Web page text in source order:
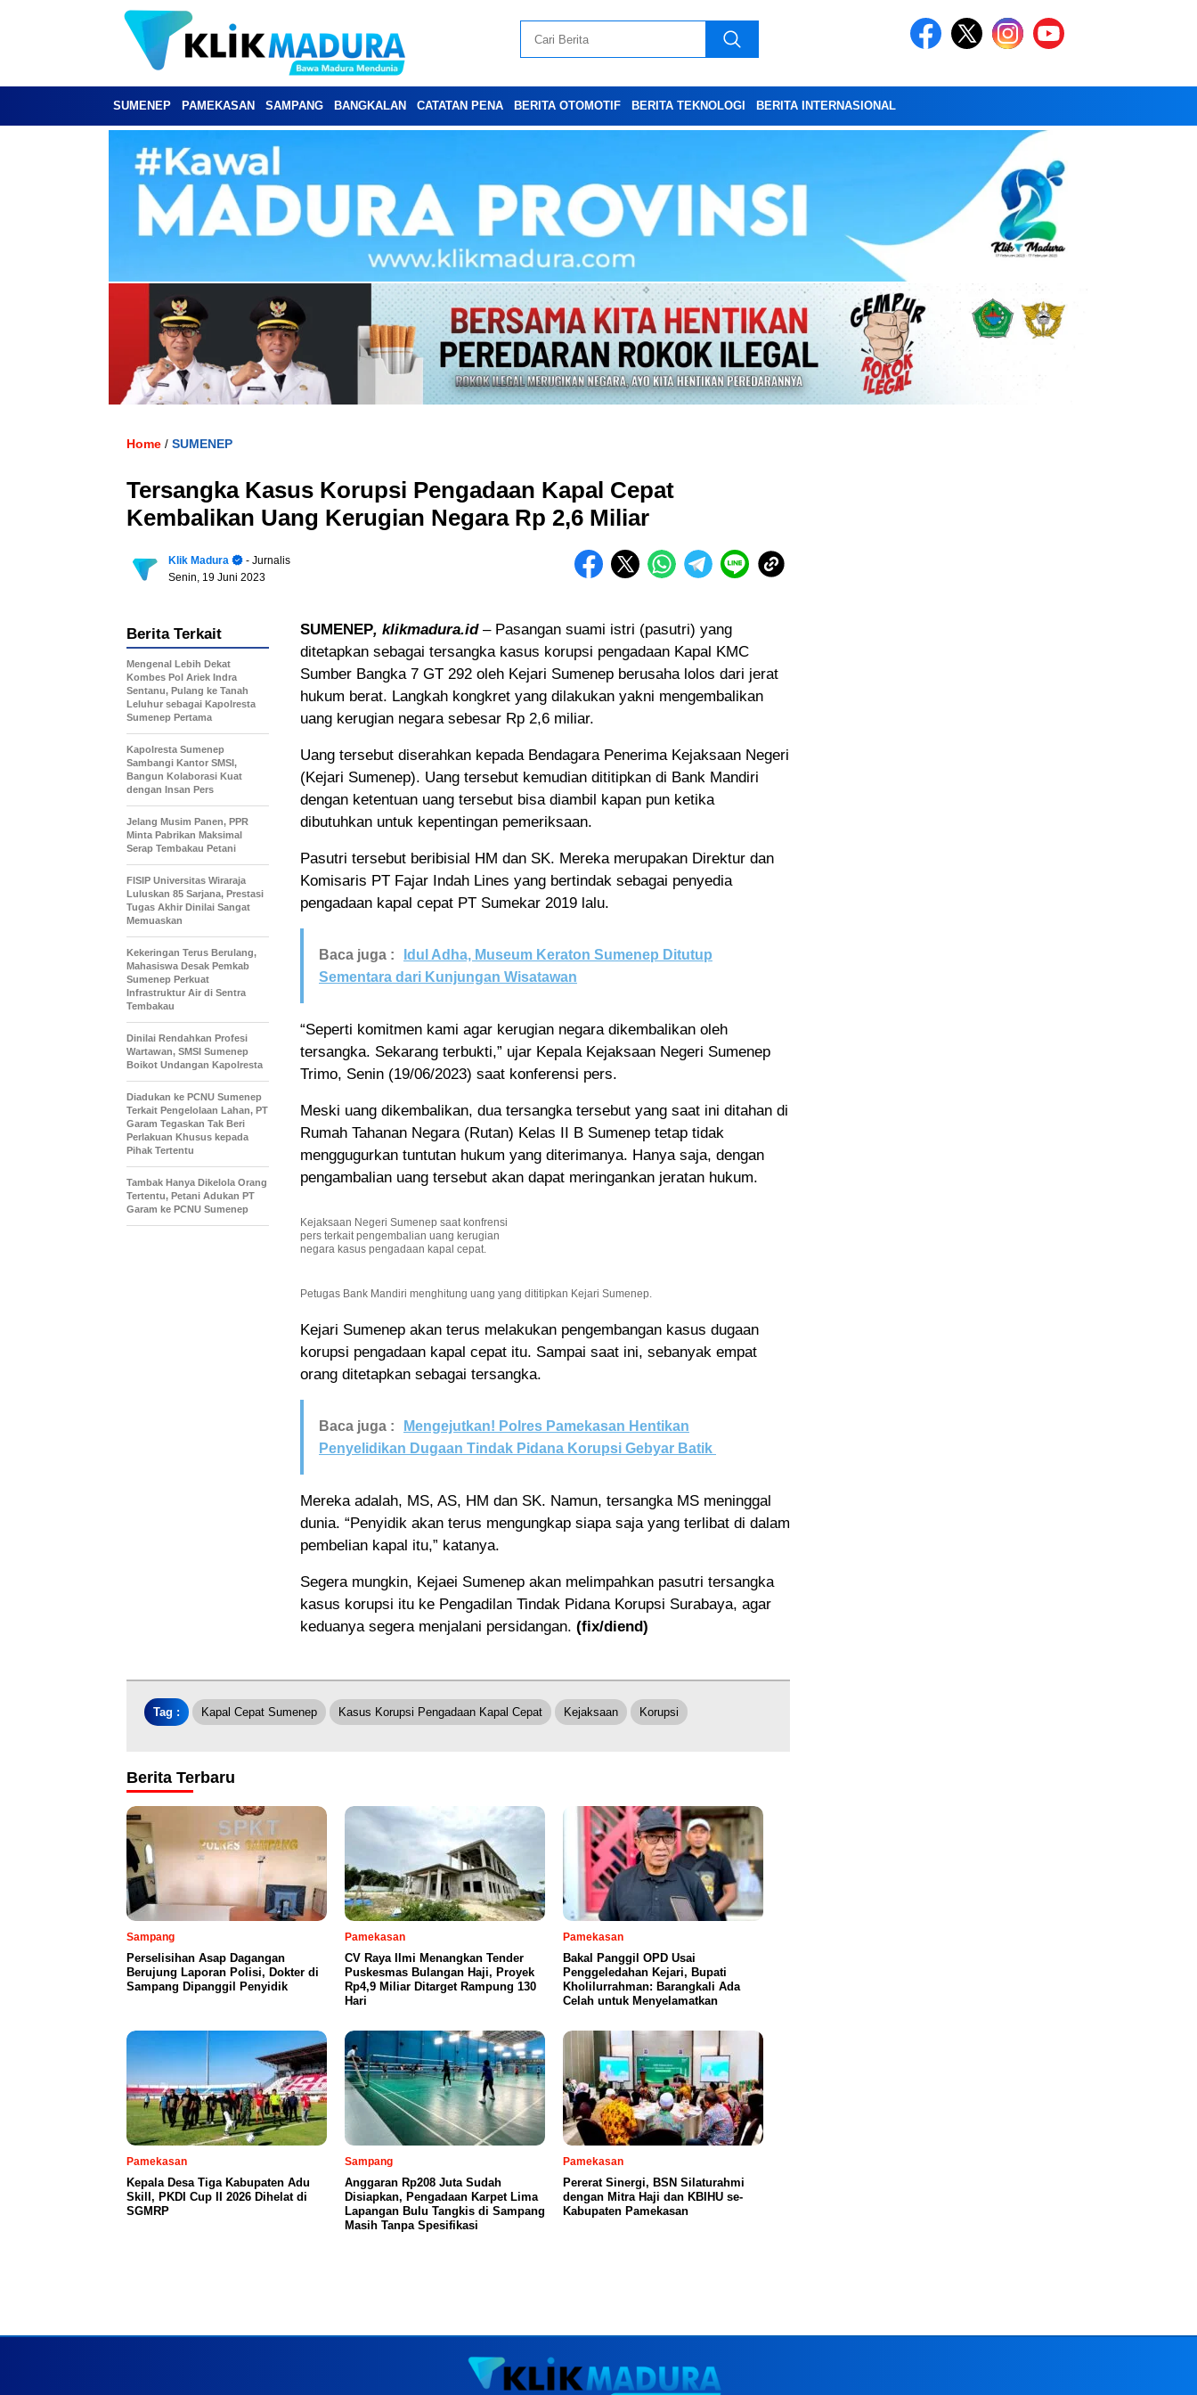
SUMENEP PAMEKASAN SAMPANG BANGKALAN CATATAN PENA BERITA OTOMOTIF BERITA TEKNOLOGI BERITA INTERNASIONAL
Home / SUMENEP
Tersangka Kasus Korupsi Pengadaan Kapal Cepat
Kembalikan Uang Kerugian Negara Rp 2,6 Miliar
Klik Madura
- Jurnalis
Senin, 19 Juni 2023
SUMENEP, klikmadura.id – Pasangan suami istri (pasutri) yang
ditetapkan sebagai tersangka kasus korupsi pengadaan Kapal KMC
Sumber Bangka 7 GT 292 oleh Kejari Sumenep berusaha lolos dari jerat
hukum berat. Langkah kongkret yang dilakukan yakni mengembalikan
uang kerugian negara sebesar Rp 2,6 miliar.
Uang tersebut diserahkan kepada Bendagara Penerima Kejaksaan Negeri
(Kejari Sumenep). Uang tersebut kemudian dititipkan di Bank Mandiri
dengan ketentuan uang tersebut bisa diambil kapan pun ketika
dibutuhkan untuk kepentingan pemeriksaan.
Pasutri tersebut beribisial HM dan SK. Mereka merupakan Direktur dan
Komisaris PT Fajar Indah Lines yang bertindak sebagai penyedia
pengadaan kapal cepat PT Sumekar 2019 lalu.
Baca juga :
Idul Adha, Museum Keraton Sumenep Ditutup
Sementara dari Kunjungan Wisatawan
“Seperti komitmen kami agar kerugian negara dikembalikan oleh
tersangka. Sekarang terbukti,” ujar Kepala Kejaksaan Negeri Sumenep
Trimo, Senin (19/06/2023) saat konferensi pers.
Meski uang dikembalikan, dua tersangka tersebut yang saat ini ditahan di
Rumah Tahanan Negara (Rutan) Kelas II B Sumenep tetap tidak
menggugurkan tuntutan hukum yang diterimanya. Hanya saja, dengan
pengambalian uang tersebut akan dapat meringankan jeratan hukum.
Kejaksaan Negeri Sumenep saat konfrensi
pers terkait pengembalian uang kerugian
negara kasus pengadaan kapal cepat.
Petugas Bank Mandiri menghitung uang yang dititipkan Kejari Sumenep.
Kejari Sumenep akan terus melakukan pengembangan kasus dugaan
korupsi pengadaan kapal cepat itu. Sampai saat ini, sebanyak empat
orang ditetapkan sebagai tersangka.
Baca juga :
Mengejutkan! Polres Pamekasan Hentikan
Penyelidikan Dugaan Tindak Pidana Korupsi Gebyar Batik
Mereka adalah, MS, AS, HM dan SK. Namun, tersangka MS meninggal
dunia. “Penyidik akan terus mengungkap siapa saja yang terlibat di dalam
pembelian kapal itu,” katanya.
Segera mungkin, Kejaei Sumenep akan melimpahkan pasutri tersangka
kasus korupsi itu ke Pengadilan Tindak Pidana Korupsi Surabaya, agar
keduanya segera menjalani persidangan. (fix/diend)
Berita Terkait
Mengenal Lebih Dekat
Kombes Pol Ariek Indra
Sentanu, Pulang ke Tanah
Leluhur sebagai Kapolresta
Sumenep Pertama
Kapolresta Sumenep
Sambangi Kantor SMSI,
Bangun Kolaborasi Kuat
dengan Insan Pers
Jelang Musim Panen, PPR
Minta Pabrikan Maksimal
Serap Tembakau Petani
FISIP Universitas Wiraraja
Luluskan 85 Sarjana, Prestasi
Tugas Akhir Dinilai Sangat
Memuaskan
Kekeringan Terus Berulang,
Mahasiswa Desak Pemkab
Sumenep Perkuat
Infrastruktur Air di Sentra
Tembakau
Dinilai Rendahkan Profesi
Wartawan, SMSI Sumenep
Boikot Undangan Kapolresta
Diadukan ke PCNU Sumenep
Terkait Pengelolaan Lahan, PT
Garam Tegaskan Tak Beri
Perlakuan Khusus kepada
Pihak Tertentu
Tambak Hanya Dikelola Orang
Tertentu, Petani Adukan PT
Garam ke PCNU Sumenep
Tag : Kapal Cepat Sumenep Kasus Korupsi Pengadaan Kapal Cepat Kejaksaan Korupsi
Berita Terbaru
Sampang
Perselisihan Asap Dagangan
Berujung Laporan Polisi, Dokter di
Sampang Dipanggil Penyidik
Pamekasan
CV Raya Ilmi Menangkan Tender
Puskesmas Bulangan Haji, Proyek
Rp4,9 Miliar Ditarget Rampung 130
Hari
Pamekasan
Bakal Panggil OPD Usai
Penggeledahan Kejari, Bupati
Kholilurrahman: Barangkali Ada
Celah untuk Menyelamatkan
Pamekasan
Kepala Desa Tiga Kabupaten Adu
Skill, PKDI Cup II 2026 Dihelat di
SGMRP
Sampang
Anggaran Rp208 Juta Sudah
Disiapkan, Pengadaan Karpet Lima
Lapangan Bulu Tangkis di Sampang
Masih Tanpa Spesifikasi
Pamekasan
Pererat Sinergi, BSN Silaturahmi
dengan Mitra Haji dan KBIHU se-
Kabupaten Pamekasan